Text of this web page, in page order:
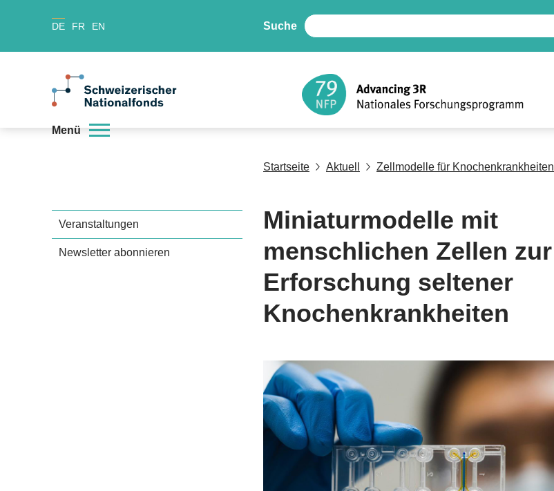
DE FR EN Suche
Menü
Startseite Aktuell Zellmodelle für Knochenkrankheiten
Veranstaltungen
Newsletter abonnieren
Miniaturmodelle mit
menschlichen Zellen zur
Erforschung seltener
Knochenkrankheiten